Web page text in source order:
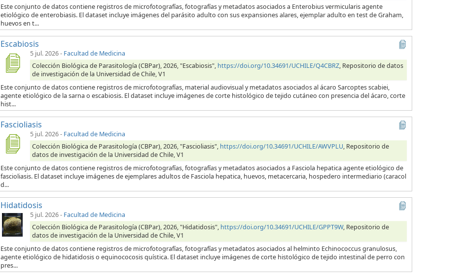
Este conjunto de datos contiene registros de microfotografías, fotografías y metadatos asociados a Enterobius vermicularis agente
etiológico de enterobiasis. El dataset incluye imágenes del parásito adulto con sus expansiones alares, ejemplar adulto en test de Graham,
huevos en t...
Escabiosis
5 jul. 2026- Facultad de Medicina
Colección Biológica de Parasitología (CBPar), 2026, "Escabiosis", https://doi.org/10.34691/UCHILE/Q4CBRZ, Repositorio de datos
de investigación de la Universidad de Chile, V1
Este conjunto de datos contiene registros de microfotografías, material audiovisual y metadatos asociados al ácaro Sarcoptes scabiei,
agente etiológico de la sarna o escabiosis. El dataset incluye imágenes de corte histológico de tejido cutáneo con presencia del ácaro, corte
hist...
Fascioliasis
5 jul. 2026- Facultad de Medicina
Colección Biológica de Parasitología (CBPar), 2026, "Fascioliasis", https://doi.org/10.34691/UCHILE/AWVPLU, Repositorio de
datos de investigación de la Universidad de Chile, V1
Este conjunto de datos contiene registros de microfotografías, fotografías y metadatos asociados a Fasciola hepatica agente etiológico de
fascioliasis. El dataset incluye imágenes de ejemplares adultos de Fasciola hepatica, huevos, metacercaria, hospedero intermediario (caracol
d...
Hidatidosis
5 jul. 2026- Facultad de Medicina
Colección Biológica de Parasitología (CBPar), 2026, "Hidatidosis", https://doi.org/10.34691/UCHILE/GPPT9W, Repositorio de
datos de investigación de la Universidad de Chile, V1
Este conjunto de datos contiene registros de microfotografías, fotografías y metadatos asociados al helminto Echinococcus granulosus,
agente etiológico de hidatidosis o equinococosis quística. El dataset incluye imágenes de corte histológico de tejido intestinal de perro con
pres...